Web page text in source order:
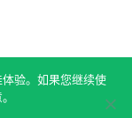
验。如果您继续使